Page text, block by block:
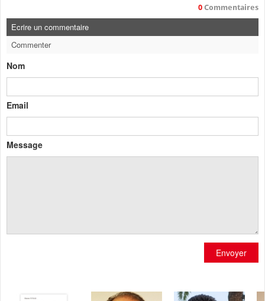
0 Commentaires
Ecrire un commentaire
Commenter
Nom
Email
Message
Envoyer